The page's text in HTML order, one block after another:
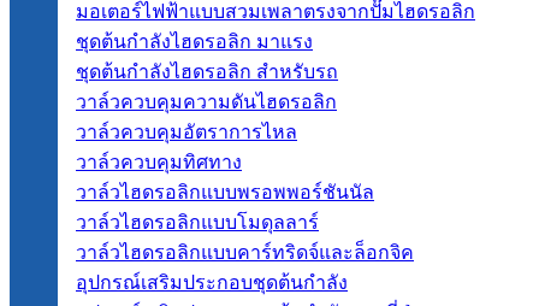
มอเตอร์ไฟฟ้าแบบสวมเพลาตรงจากปั๊มไฮดรอลิก
ชุดต้นกำลังไฮดรอลิก
ชุดต้นกำลังไฮดรอลิก สำหรับรถ
วาล์วควบคุมความดันไฮดรอลิก
วาล์วควบคุมอัตราการไหล
วาล์วควบคุมทิศทาง
วาล์วไฮดรอลิกแบบพรอพพอร์ชันนัล
วาล์วไฮดรอลิกแบบโมดุลลาร์
วาล์วไฮดรอลิกแบบคาร์ทริดจ์และล็อกจิค
อุปกรณ์เสริมประกอบชุดต้นกำลัง